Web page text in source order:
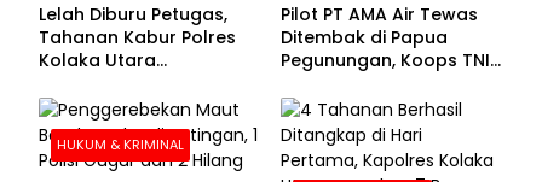
Lelah Diburu Petugas,
Tahanan Kabur Polres
Kolaka Utara
Pilot PT AMA Air Tewas
Ditembak di Papua
Pegunungan, Koops TNI
Evakuasi Jenazah
Korban
HUKUM & KRIMINAL